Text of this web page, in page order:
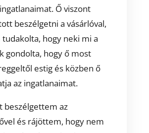
Ő viszont
beszélgetni a vásárlóval,
hogy neki mi a
gondolta, hogy ő most
estig és közben ő
az ingatlanaimat.
beszélgettem az
és rájöttem, hogy nem